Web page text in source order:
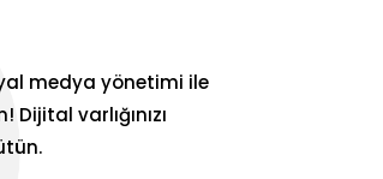
medya yönetimi ile
varlığınızı